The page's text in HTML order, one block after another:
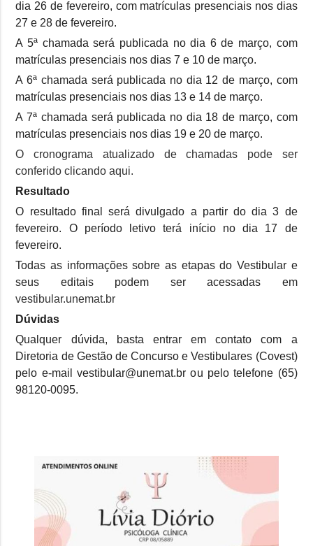
dia 26 de fevereiro, com matrículas presenciais nos dias
27 e 28 de fevereiro.
A 5ª chamada será publicada no dia 6 de março, com
matrículas presenciais nos dias 7 e 10 de março.
A 6ª chamada será publicada no dia 12 de março, com
matrículas presenciais nos dias 13 e 14 de março.
A 7ª chamada será publicada no dia 18 de março, com
matrículas presenciais nos dias 19 e 20 de março.
O cronograma atualizado de chamadas pode ser
conferido clicando aqui.
Resultado
O resultado final será divulgado a partir do dia 3 de
fevereiro. O período letivo terá início no dia 17 de
fevereiro.
Todas as informações sobre as etapas do Vestibular e
seus editais podem ser acessadas em
vestibular.unemat.br
Dúvidas
Qualquer dúvida, basta entrar em contato com a
Diretoria de Gestão de Concurso e Vestibulares (Covest)
pelo e-mail vestibular@unemat.br ou pelo telefone (65)
98120-0095.